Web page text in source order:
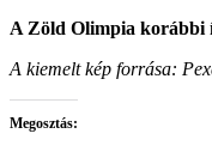
A Zöld Olimpia korábbi
A kiemelt kép forrása:
Megosztás: